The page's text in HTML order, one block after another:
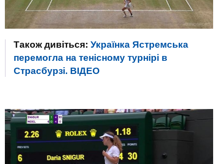
Також дивіться: Українка Ястремська
перемогла на тенісному турнірі в
Страсбурзі. ВIДЕО